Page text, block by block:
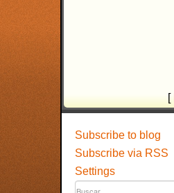
[
Subscribe to blog
Subscribe via RSS
Settings